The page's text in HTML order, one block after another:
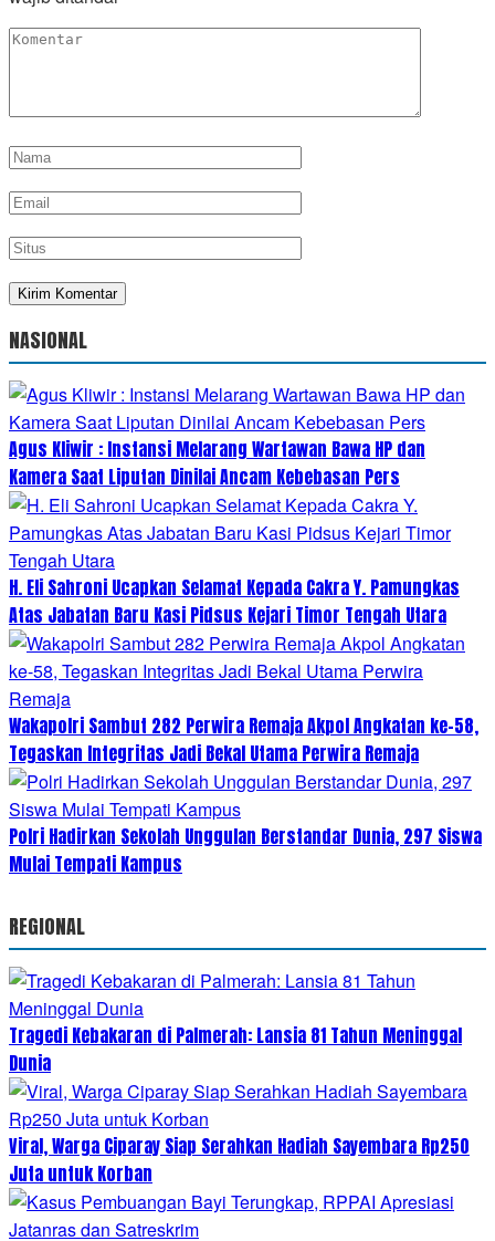
NASIONAL
Agus Kliwir : Instansi Melarang Wartawan Bawa HP dan
Kamera Saat Liputan Dinilai Ancam Kebebasan Pers
H. Eli Sahroni Ucapkan Selamat Kepada Cakra Y. Pamungkas
Atas Jabatan Baru Kasi Pidsus Kejari Timor Tengah Utara
Wakapolri Sambut 282 Perwira Remaja Akpol Angkatan ke-58,
Tegaskan Integritas Jadi Bekal Utama Perwira Remaja
Polri Hadirkan Sekolah Unggulan Berstandar Dunia, 297 Siswa
Mulai Tempati Kampus
REGIONAL
Tragedi Kebakaran di Palmerah: Lansia 81 Tahun Meninggal
Dunia
Viral, Warga Ciparay Siap Serahkan Hadiah Sayembara Rp250
Juta untuk Korban